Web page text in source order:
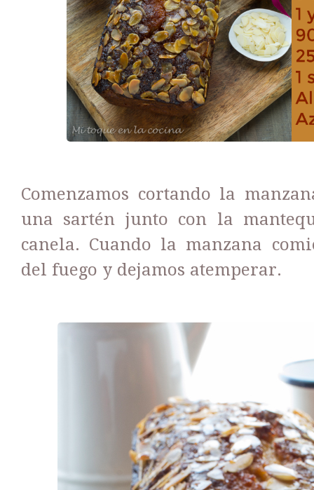
Comenzamos cortando la
una sartén junto con la
canela. Cuando la manzana
del fuego y dejamos atemperar.